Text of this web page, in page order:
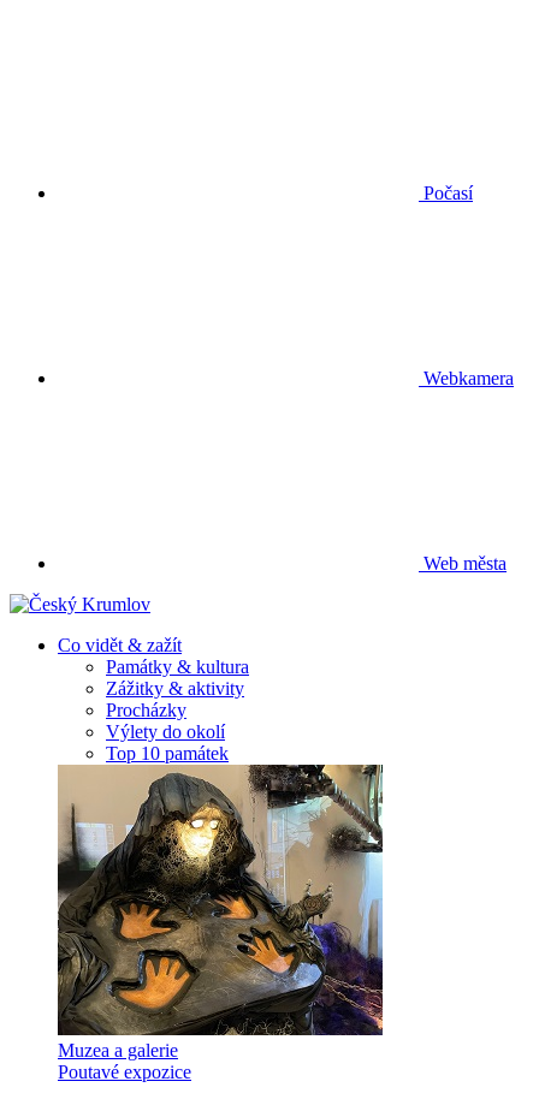
Počasí
Webkamera
Web města
Co vidět & zažít
Památky & kultura
Zážitky & aktivity
Procházky
Výlety do okolí
Top 10 památek
Muzea a galerie
Poutavé expozice